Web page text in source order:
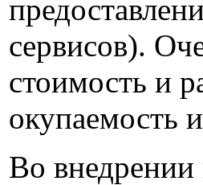
сервисов).
стоимость и
окупаемость
Во внедрении